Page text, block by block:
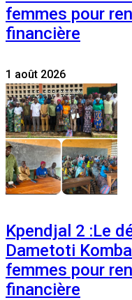
femmes pour
financière
1 août 2026
Kpendjal 2 :Le
Dametoti
femmes pour
financière